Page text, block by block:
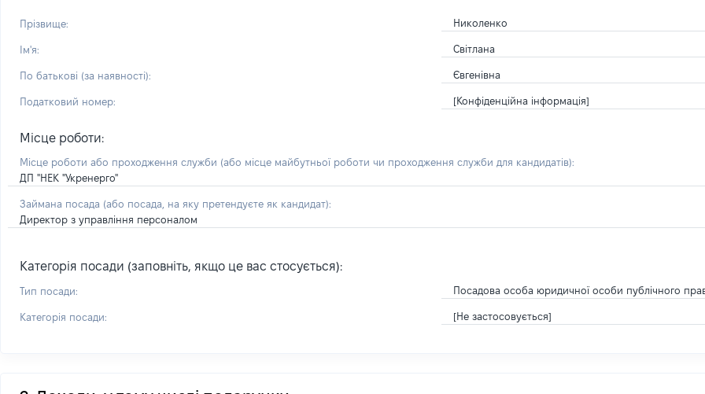
Прізвище: Николенко
Ім'я: Світлана
По батькові (за наявності): Євгенівна
Податковий номер: [Конфіденційна інформація]
Місце роботи:
Місце роботи або проходження служби (або місце майбутньої роботи чи проходження служби для кандидатів):
ДП "НЕК "Укренерго"
Займана посада (або посада, на яку претендуєте як кандидат):
Директор з управління персоналом
Категорія посади (заповніть, якщо це вас стосується):
Тип посади: Посадова особа юридичної особи публічного
Категорія посади: [Не застосовується]